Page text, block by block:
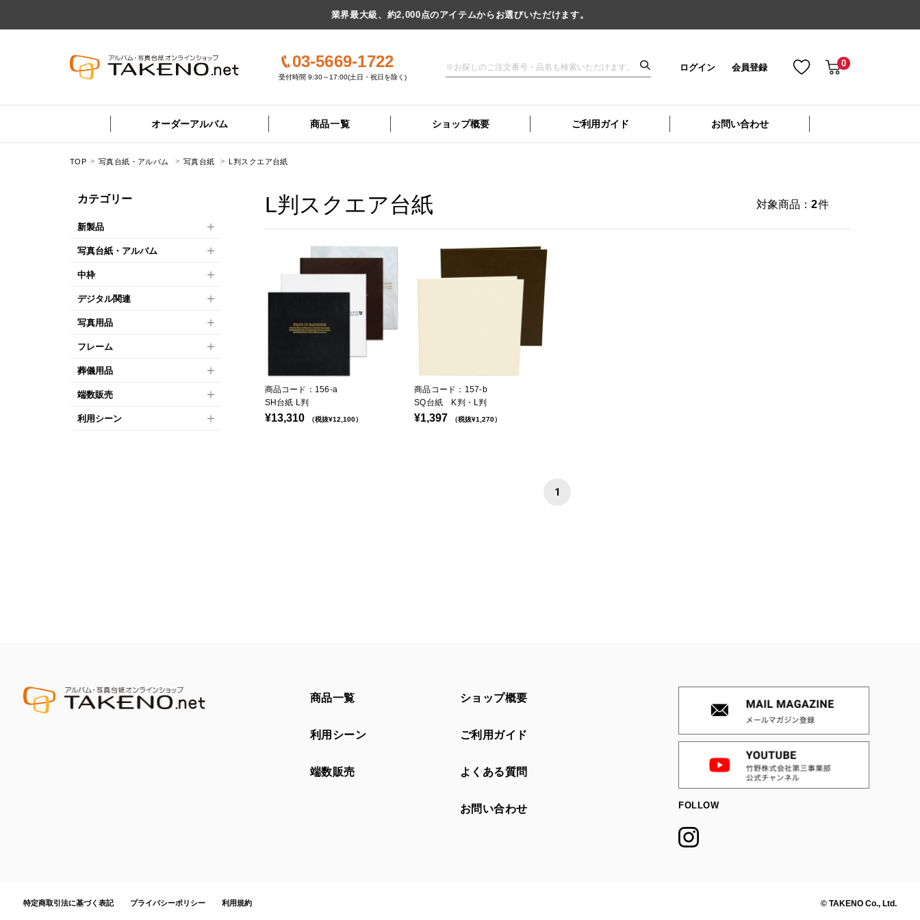
業界最大級、約2,000点のアイテムからお選びいただけます。
03-5669-1722
受付時間 9:30～17:00(土日・祝日を除く)
ログイン 会員登録 0
オーダーアルバム 商品一覧 ショップ概要 ご利用ガイド お問い合わせ
TOP 写真台紙・アルバム 写真台紙 L判スクエア台紙
カテゴリー
新製品
写真台紙・アルバム
中枠
デジタル関連
写真用品
フレーム
葬儀用品
端数販売
利用シーン
L判スクエア台紙 対象商品： 2件
商品コード：156-a
SH台紙 L判
¥13,310 （税抜¥12,100）
商品コード：157-b
SQ台紙 K判・L判
¥1,397 （税抜¥1,270）
1
商品一覧
利用シーン
端数販売
ショップ概要
ご利用ガイド
よくある質問
お問い合わせ FOLLOW
特定商取引法に基づく表記 プライバシーポリシー 利用規約 © TAKENO Co., Ltd.